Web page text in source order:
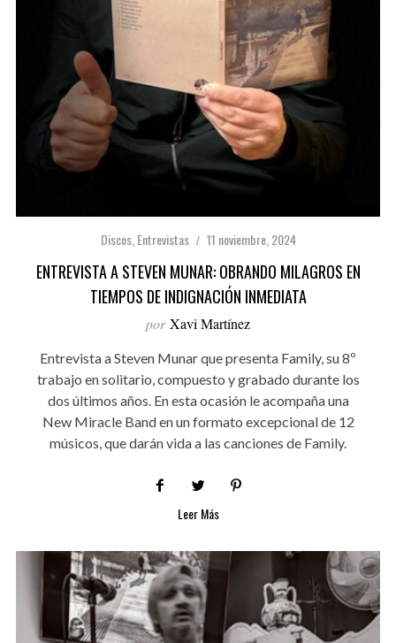
Discos, Entrevistas 11 noviembre, 2024
ENTREVISTA A STEVEN MUNAR: OBRANDO MILAGROS EN
TIEMPOS DE INDIGNACIÓN INMEDIATA
por Xavi Martínez
Entrevista a Steven Munar que presenta Family, su 8º
trabajo en solitario, compuesto y grabado durante los
dos últimos años. En esta ocasión le acompaña una
New Miracle Band en un formato excepcional de 12
músicos, que darán vida a las canciones de Family.
Leer Más